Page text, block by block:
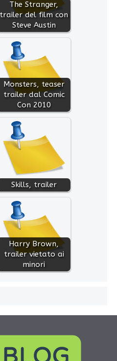
The Stranger,
trailer del film con
Steve Austin
Monsters, teaser
trailer dal Comic
Con 2010
Skills, trailer
Harry Brown,
trailer vietato ai
minori